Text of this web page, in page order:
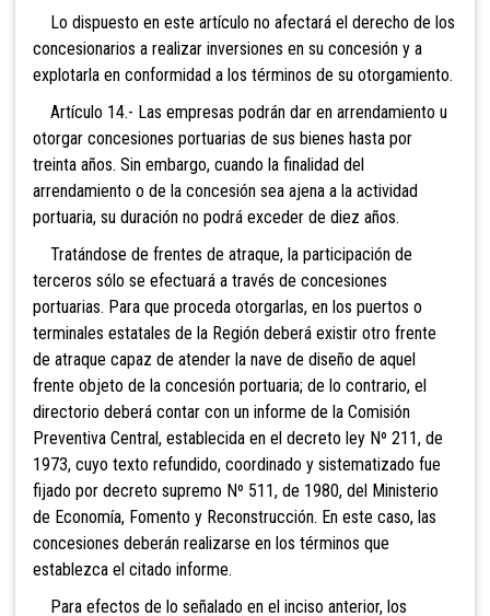
Lo dispuesto en este artículo no afectará el derecho de los
concesionarios a realizar inversiones en su concesión y a
explotarla en conformidad a los términos de su otorgamiento.
Artículo 14.- Las empresas podrán dar en arrendamiento u
otorgar concesiones portuarias de sus bienes hasta por
treinta años. Sin embargo, cuando la finalidad del
arrendamiento o de la concesión sea ajena a la actividad
portuaria, su duración no podrá exceder de diez años.
Tratándose de frentes de atraque, la participación de
terceros sólo se efectuará a través de concesiones
portuarias. Para que proceda otorgarlas, en los puertos o
terminales estatales de la Región deberá existir otro frente
de atraque capaz de atender la nave de diseño de aquel
frente objeto de la concesión portuaria; de lo contrario, el
directorio deberá contar con un informe de la Comisión
Preventiva Central, establecida en el decreto ley Nº 211, de
1973, cuyo texto refundido, coordinado y sistematizado fue
fijado por decreto supremo Nº 511, de 1980, del Ministerio
de Economía, Fomento y Reconstrucción. En este caso, las
concesiones deberán realizarse en los términos que
establezca el citado informe.
Para efectos de lo señalado en el inciso anterior, los